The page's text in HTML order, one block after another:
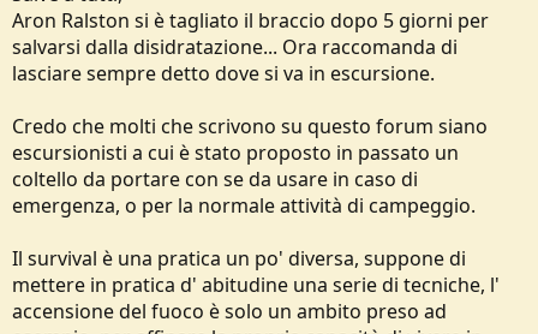
Aron Ralston si è tagliato il braccio dopo 5 giorni per
salvarsi dalla disidratazione... Ora raccomanda di
lasciare sempre detto dove si va in escursione.
Credo che molti che scrivono su questo forum siano
escursionisti a cui è stato proposto in passato un
coltello da portare con se da usare in caso di
emergenza, o per la normale attività di campeggio.
Il survival è una pratica un po' diversa, suppone di
mettere in pratica d' abitudine una serie di tecniche, l'
accensione del fuoco è solo un ambito preso ad